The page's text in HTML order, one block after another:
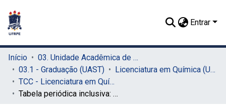
Entrar
Início
03. Unidade Acadêmica de Serra Talhada (UAST)
03.1 - Graduação (UAST)
Licenciatura em Química (UAST)
TCC - Licenciatura em Química (UAST)
Tabela periódica inclusiva: a proposição de um material didático para o ensino dos elementos químicos representativos para estudantes surdos do ensino médio